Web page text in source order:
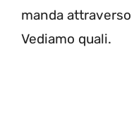
manda attraverso
Vediamo quali.